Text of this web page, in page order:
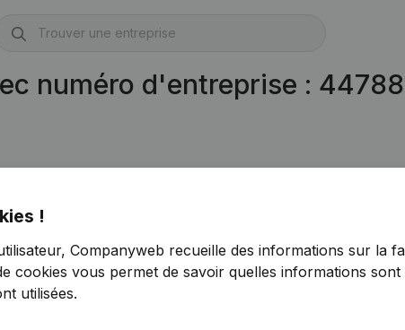
numéro d'entreprise :
!
Companyweb recueille des informations sur la
cookies vous permet de savoir quelles informations
utilisées.